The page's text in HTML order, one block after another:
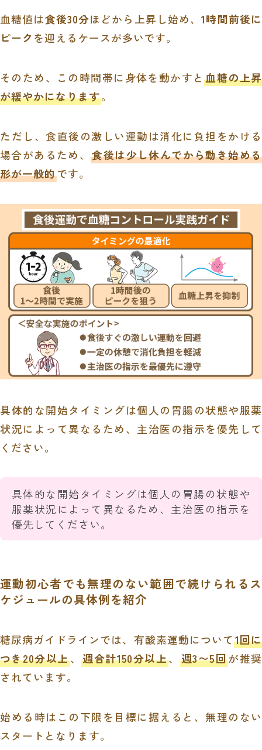
血糖値は食後30分ほどから上昇し始め、1時間前後に
ピーク を迎えるケースが多いです。
そのため、この時間帯に身体を動かすと血糖の上昇
が緩やかになります。
ただし、食直後の激しい運動は消化に負担をかける
場合があるため、食後は少し休んでから動き始める
形が一般的です。
具体的な開始タイミングは個人の胃腸の状態や服薬
状況によって異なるため、主治医の指示を優先して
ください。
具体的な開始タイミングは個人の胃腸の状態や
服薬状況によって異なるため、主治医の指示を
優先してください。
運動初心者でも無理のない範囲で続けられるス
ケジュールの具体例を紹介
糖尿病ガイドラインでは、有酸素運動について1回に
つき20分以上、週合計150分以上、 週3〜5回が推奨
されています。
始める時はこの下限を目標に据えると、無理のない
スタートとなります。